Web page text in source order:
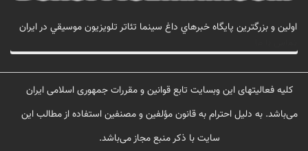
اولين و بزرگترين پايگاه خبرهاي داغ سينما تئاتر تلويزيون موسيقي در ايران
کلیه فعالیتهای این وبسایت تابع قوانین و مقررات جمهوری اسلامی ایران
می‌باشد. به دلیل احترام به قانون مؤلفین و مصنفین استفاده از مطالب این
سایت با ذکر منبع مجاز می‌باشد.